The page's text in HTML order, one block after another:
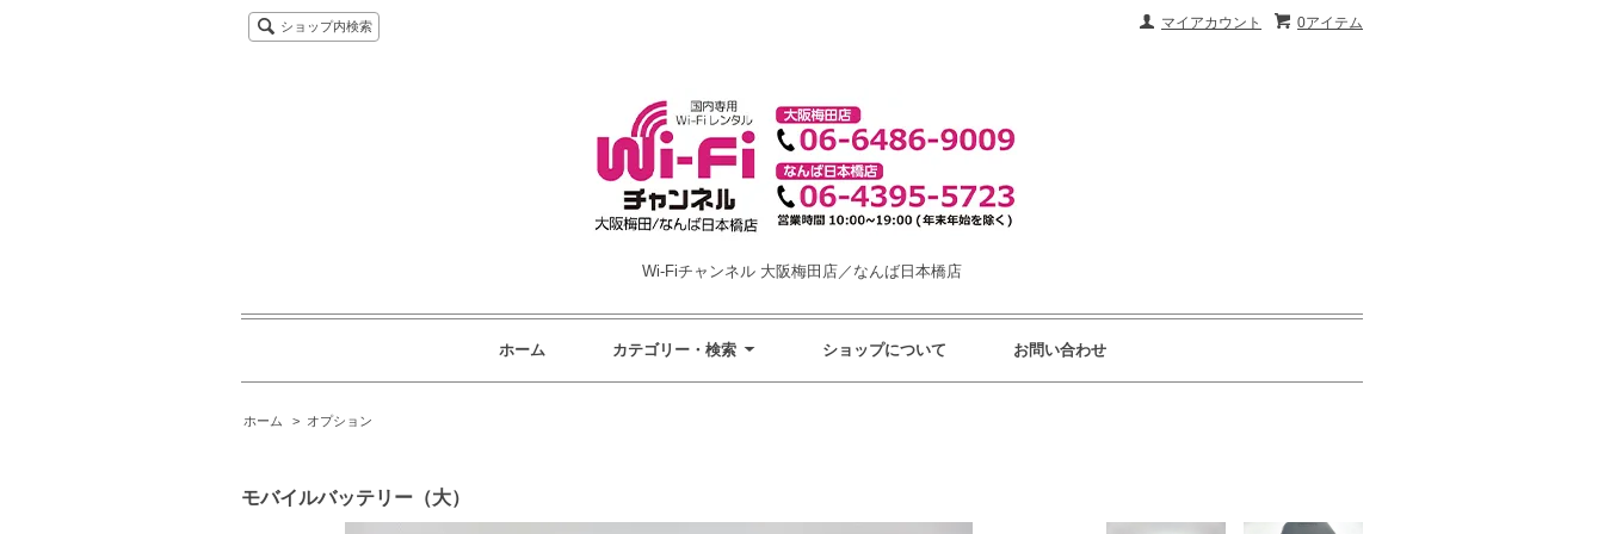
0アイテム
マイアカウント
ショップ内検索
Wi-Fiチャンネル 大阪梅田店／なんば日本橋店
ホーム カテゴリー・検索 ショップについて お問い合わせ
ホーム > オプション
モバイルバッテリー（大）